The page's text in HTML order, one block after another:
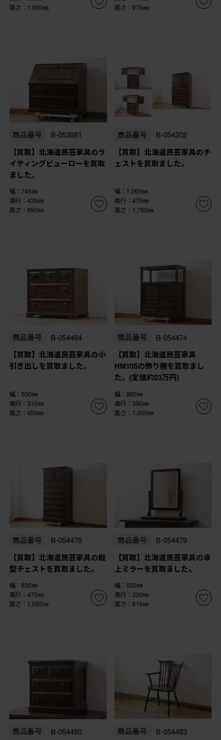
高さ：1,000㎜
高さ：975㎜
商品番号 B-053981
【買取】北海道民芸家具のラ
イティングビューローを買取
ました。
幅：745㎜
奥行：435㎜
高さ：690㎜
商品番号 B-054202
【買取】北海道民芸家具のチ
ェストを買取ました。
幅：1,065㎜
奥行：475㎜
高さ：1,780㎜
商品番号 B-054464
【買取】北海道民芸家具の小
引き出しを買取ました。
幅：500㎜
奥行：310㎜
高さ：450㎜
商品番号 B-054474
【買取】北海道民芸家具
HM105の飾り棚を買取まし
た。(定価約23万円)
幅：860㎜
奥行：390㎜
高さ：1,000㎜
商品番号 B-054476
【買取】北海道民芸家具の縦
型チェストを買取ました。
幅：830㎜
奥行：475㎜
高さ：1,685㎜
商品番号 B-054479
【買取】北海道民芸家具の卓
上ミラーを買取ました。
幅：520㎜
奥行：200㎜
高さ：615㎜
商品番号 B-054480 商品番号 B-054483